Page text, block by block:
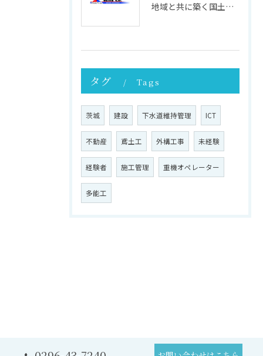
地域と共に築く国土強靭化の未来 ─ その重要性と実践への第一歩
タグ Tags
茨城 建設 下水道維持管理 ICT
不動産 鳶土工 外構工事 未経験
経験者 施工管理 重機オペレーター
多能工